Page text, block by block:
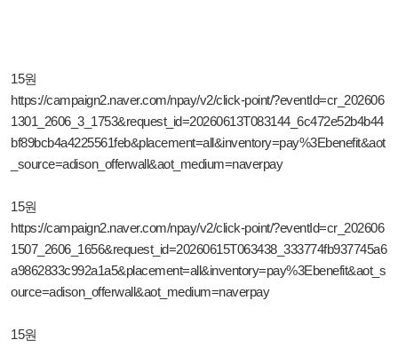
15원
https://campaign2.naver.com/npay/v2/click-point/?eventId=cr_202606
1301_2606_3_1753&request_id=20260613T083144_6c472e52b4b44
bf89bcb4a4225561feb&placement=all&inventory=pay%3Ebenefit&aot
_source=adison_offerwall&aot_medium=naverpay
15원
https://campaign2.naver.com/npay/v2/click-point/?eventId=cr_202606
1507_2606_1656&request_id=20260615T063438_333774fb937745a6
a9862833c992a1a5&placement=all&inventory=pay%3Ebenefit&aot_s
ource=adison_offerwall&aot_medium=naverpay
15원